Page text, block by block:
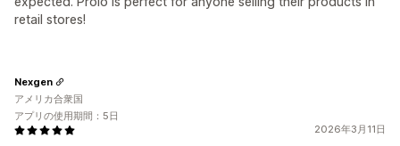
retail stores!
2026年3月11日
Nexgen
アメリカ合衆国
アプリの使用期間：5日